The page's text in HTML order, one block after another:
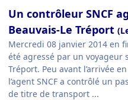
Un contrôleur SNCF
Beauvais-Le Tréport
Mercredi 08 janvier 2014 en
été agressé par un voyageur
Tréport. Peu avant l’arrivée
l’agent SNCF a contrôlé un
de titre de transport ...